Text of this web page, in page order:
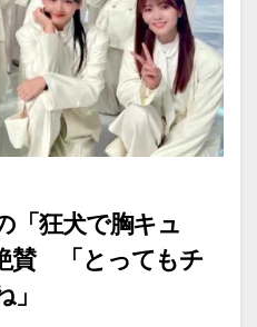
「狂犬で胸キュ
賛 「とってもチ